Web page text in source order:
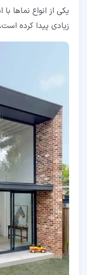
یکی از انواع نماها
زیادی پیدا کرده